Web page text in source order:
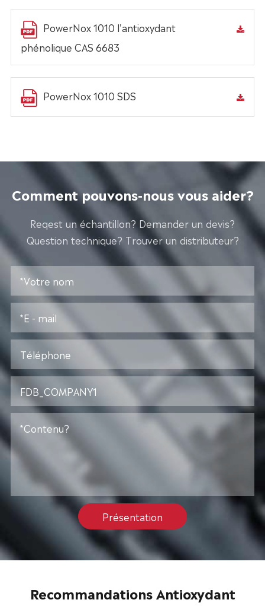
PowerNox 1010 l'antioxydant
phénolique CAS 6683
PowerNox 1010 SDS
Comment pouvons-nous vous aider?
Reqest un échantillon? Demander un devis?
Question technique? Trouver un distributeur?
Présentation
Recommandations Antioxydant